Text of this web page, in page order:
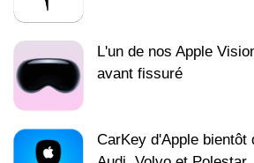
L'un de nos Apple
avant fissuré
CarKey d'Apple bientôt